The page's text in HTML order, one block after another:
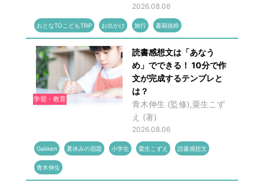
2026.08.06
おとなTOこどもTRiP お出かけ 旅行 書籍抜粋
学習・教育
読書感想文は「あなう
め」でできる！ 10分で作
文が完成するテンプレと
は？
青木伸生 (監修),粟生こず
え (著)
2026.08.06
Gakken 夏休みの宿題 小学生 粟生こずえ 読書感想文
青木伸生